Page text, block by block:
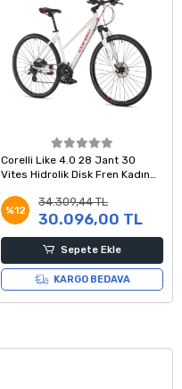
Corelli Like 4.0 28 Jant 30
Vites Hidrolik Disk Fren Kadın
%12
34.309,44 TL
30.096,00 TL
Sepete Ekle
KARGO BEDAVA